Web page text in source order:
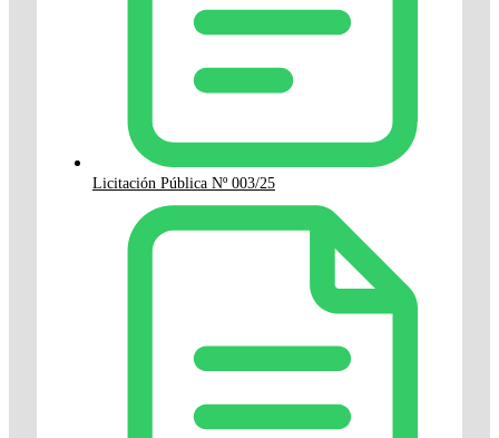
Licitación Pública Nº 003/25